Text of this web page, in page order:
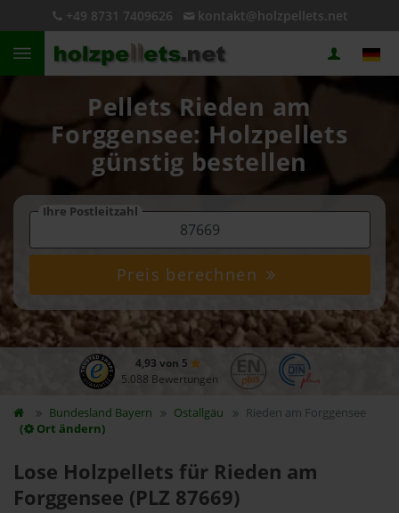
+49 8731 7409626 kontakt@holzpellets.net
Pellets Rieden am
Forggensee: Holzpellets
günstig bestellen
Ihre Postleitzahl
Preis berechnen
4,93 von 5
5.088 Bewertungen
Bundesland Bayern Ostallgäu
Rieden am Forggensee
(
Ort ändern)
Lose Holzpellets für Rieden am
Forggensee (PLZ 87669)